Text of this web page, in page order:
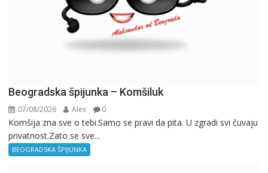
Beogradska špijunka – Komšiluk
07/08/2026 Alex 0
Komšija zna sve o tebi.Samo se pravi da pita. U zgradi svi čuvaju
privatnost.Zato se sve...
BEOGRADSKA ŠPIJUNKA